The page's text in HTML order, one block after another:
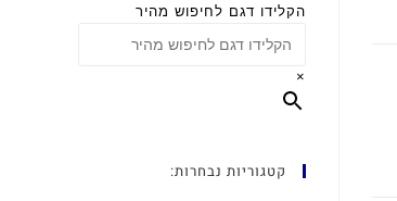
הקלידו דגם לחיפוש מהיר
×
קטגוריות נבחרות: